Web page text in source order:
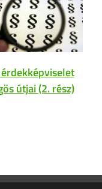
útjai (2. rész)